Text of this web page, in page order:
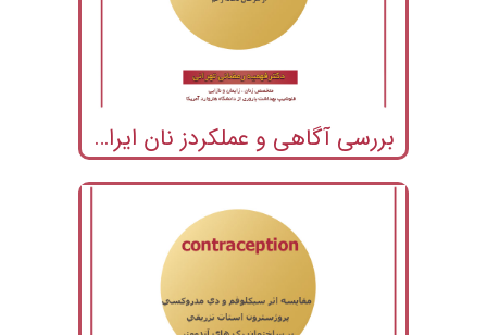
بررسی آگاهی و عملکردز نان ایرانی از سرطان دهانه رحم